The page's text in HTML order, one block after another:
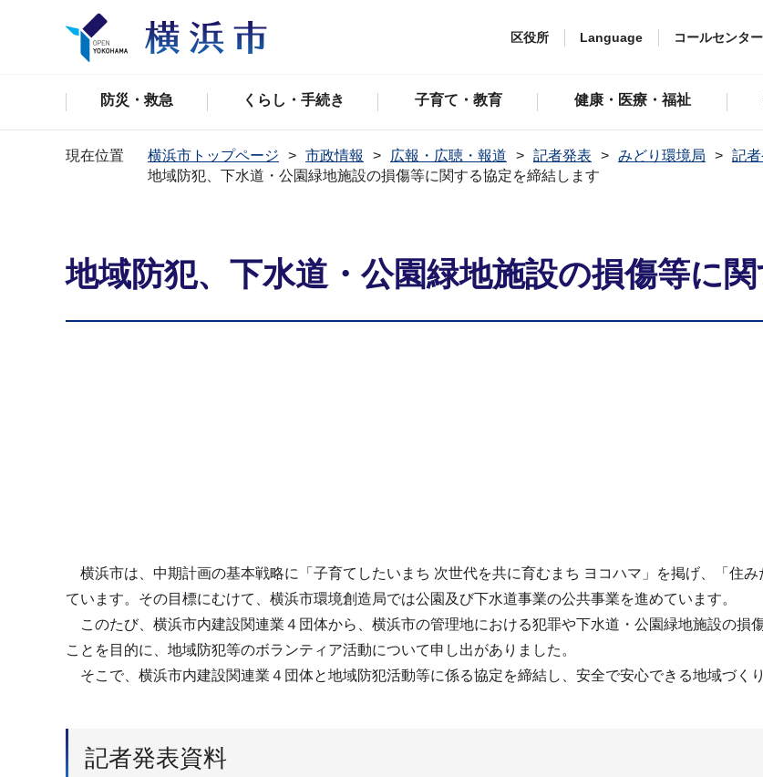
区役所 Language コールセンター
防災・救急 くらし・手続き 子育て・教育 健康・医療・福祉
現在位置 横浜市トップページ 市政情報 広報・広聴・報道 記者発表 みどり環境局
記
地域防犯、下水道・公園緑地施設の損傷等に関する協定を締結します
地域防犯、下水道・公園緑地施設の損傷等に
横浜市は、中期計画の基本戦略に「子育てしたいまち 次世代を共に育むまち ヨコハマ」を掲げ、「住
ています。その目標にむけて、横浜市環境創造局では公園及び下水道事業の公共事業を進めています。
このたび、横浜市内建設関連業４団体から、横浜市の管理地における犯罪や下水道・公園緑地施設の損
ことを目的に、地域防犯等のボランティア活動について申し出がありました。
そこで、横浜市内建設関連業４団体と地域防犯活動等に係る協定を締結し、安全で安心できる地域づくり
記者発表資料